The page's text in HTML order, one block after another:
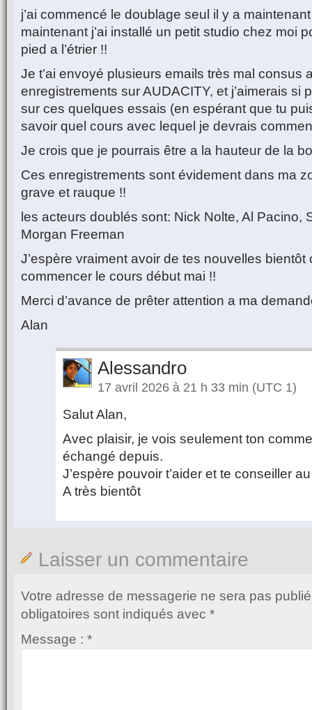
j’ai commencé le doublage seul il y a
maintenant j’ai installé un petit studio chez moi
pied a l’étrier !!
Je t’ai envoyé plusieurs emails très mal consus
enregistrements sur AUDACITY, et j’aimerais si
sur ces quelques essais (en espérant que tu
savoir quel cours avec lequel je devrais
Je crois que je pourrais être a la hauteur de la
Ces enregistrements sont évidement dans ma
grave et rauque !!
les acteurs doublés sont: Nick Nolte, Al Pacino,
Morgan Freeman
J’espère vraiment avoir de tes nouvelles bientôt
commencer le cours début mai !!
Merci d’avance de prêter attention a ma
Alan
Alessandro
17 avril 2026 à 21 h 33 min (UTC 1)
Salut Alan,
Avec plaisir, je vois seulement ton
échangé depuis.
J’espère pouvoir t’aider et te conseiller
A très bientôt
Laisser un commentaire
Votre adresse de messagerie ne sera pas
obligatoires sont indiqués avec *
Message : *